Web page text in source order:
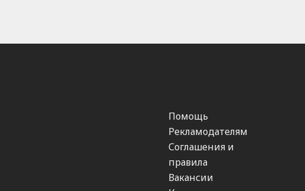
Помощь
Рекламодателям
Соглашения и
правила
Вакансии